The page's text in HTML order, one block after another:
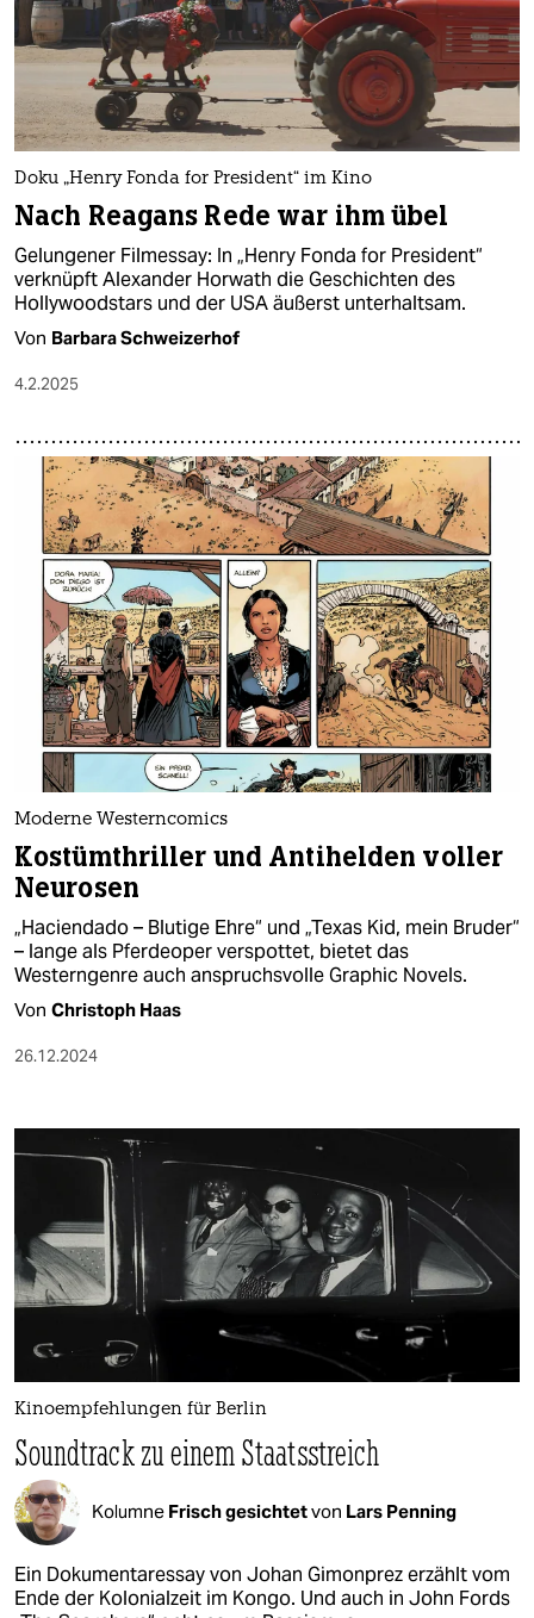
Doku „Henry Fonda for President“ im Kino
Nach Reagans Rede war ihm übel
Gelungener Filmessay: In „Henry Fonda for President“
verknüpft Alexander Horwath die Geschichten des
Hollywoodstars und der USA äußerst unterhaltsam.
Von Barbara Schweizerhof
4.2.2025
Moderne Westerncomics
Kostümthriller und Antihelden voller
Neurosen
„Haciendado – Blutige Ehre“ und „Texas Kid, mein Bruder“
– lange als Pferdeoper verspottet, bietet das
Westerngenre auch anspruchsvolle Graphic Novels.
Von Christoph Haas
26.12.2024
Kinoempfehlungen für Berlin
Soundtrack zu einem Staatsstreich
Kolumne Frisch gesichtetvon Lars Penning
Ein Dokumentaressay von Johan Gimonprez erzählt vom
Ende der Kolonialzeit im Kongo. Und auch in John Fords